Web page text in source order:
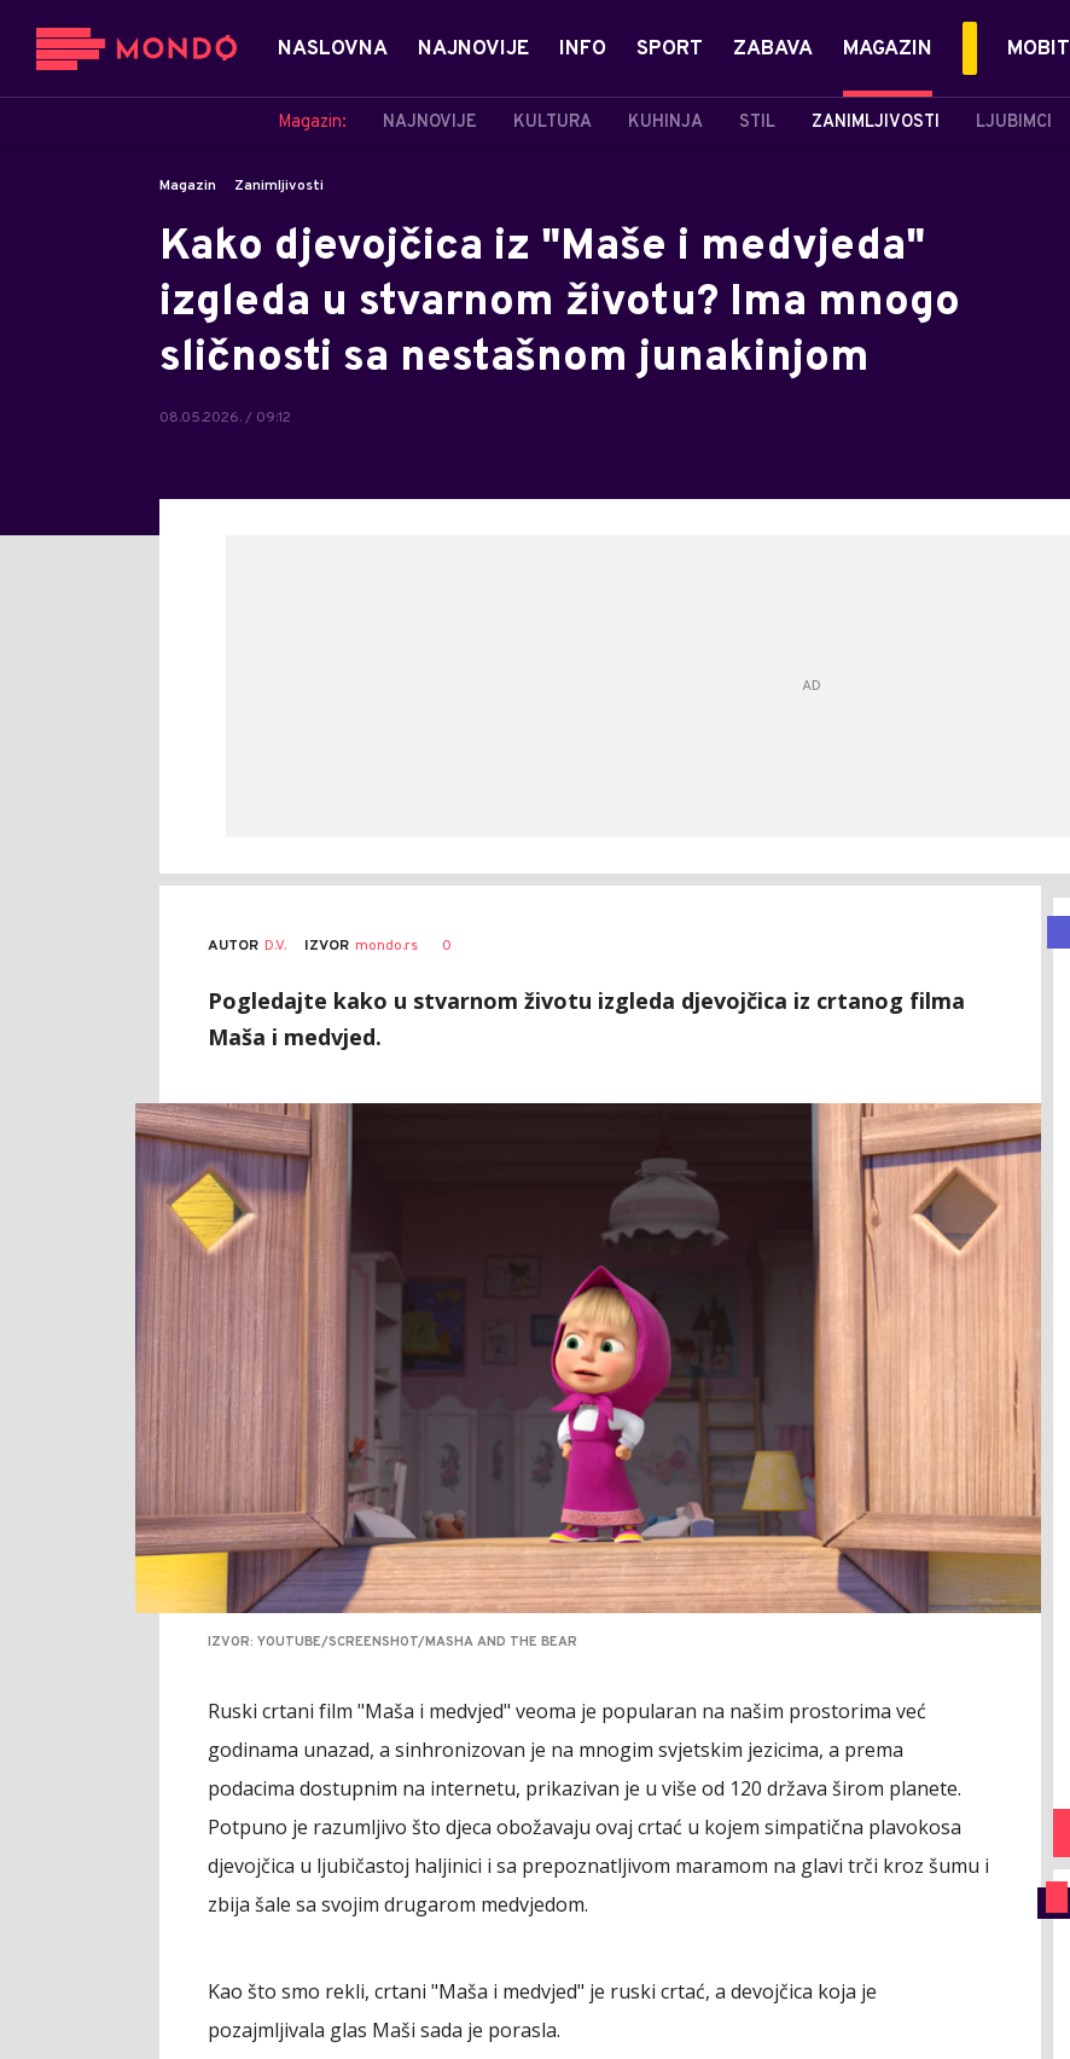
NASLOVNA NAJNOVIJE INFO SPORT ZABAVA MAGAZIN
Magazin: NAJNOVIJE KULTURA KUHINJA STIL ZANIMLJIVOSTI LJUBIMCI
MOBIT
Magazin Zanimljivosti
Kako djevojčica iz "Maše i medvjeda"
izgleda u stvarnom životu? Ima mnogo
sličnosti sa nestašnom junakinjom
08.05.2026. / 09:12
AUTOR D.V. IZVOR mondo.rs 0
Pogledajte kako u stvarnom životu izgleda djevojčica iz crtanog filma
Maša i medvjed.
IZVOR: YOUTUBE/SCREENSHOT/MASHA AND THE BEAR
Ruski crtani film "Maša i medvjed" veoma je popularan na našim prostorima već
godinama unazad, a sinhronizovan je na mnogim svjetskim jezicima, a prema
podacima dostupnim na internetu, prikazivan je u više od 120 država širom planete.
Potpuno je razumljivo što djeca obožavaju ovaj crtać u kojem simpatična plavokosa
djevojčica u ljubičastoj haljinici i sa prepoznatljivom maramom na glavi trči kroz šumu i
zbija šale sa svojim drugarom medvjedom.
Kao što smo rekli, crtani "Maša i medvjed" je ruski crtać, a devojčica koja je
pozajmljivala glas Maši sada je porasla.